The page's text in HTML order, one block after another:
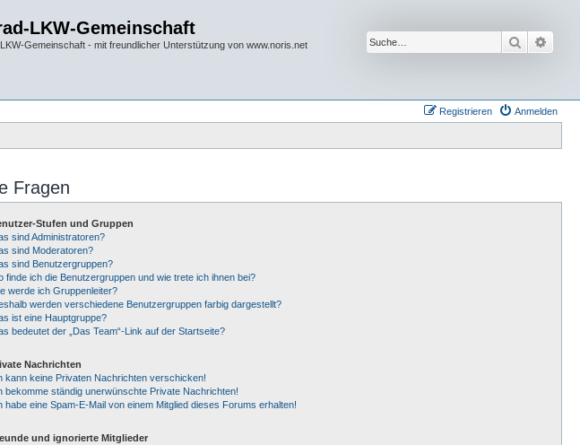
LKW-Gemeinschaft
Gemeinschaft - mit freundlicher Unterstützung von www.noris.net Suche
Anmelden
Registrieren
Fragen
Stufen und Gruppen
sind Administratoren?
sind Moderatoren?
sind Benutzergruppen?
finde ich die Benutzergruppen und wie trete ich ihnen bei?
werde ich Gruppenleiter?
werden verschiedene Benutzergruppen farbig dargestellt?
ist eine Hauptgruppe?
bedeutet der „Das Team“-Link auf der Startseite?
Nachrichten
kann keine Privaten Nachrichten verschicken!
bekomme ständig unerwünschte Private Nachrichten!
habe eine Spam-E-Mail von einem Mitglied dieses Forums erhalten!
und ignorierte Mitglieder